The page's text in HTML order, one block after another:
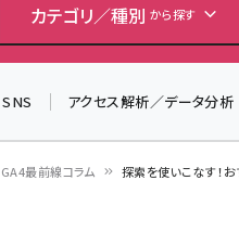
カテゴリ／種別 から探す
SNS アクセス解析／データ分析
GA4最前線コラム 探索を使いこなす！
▼アンケートページはこち